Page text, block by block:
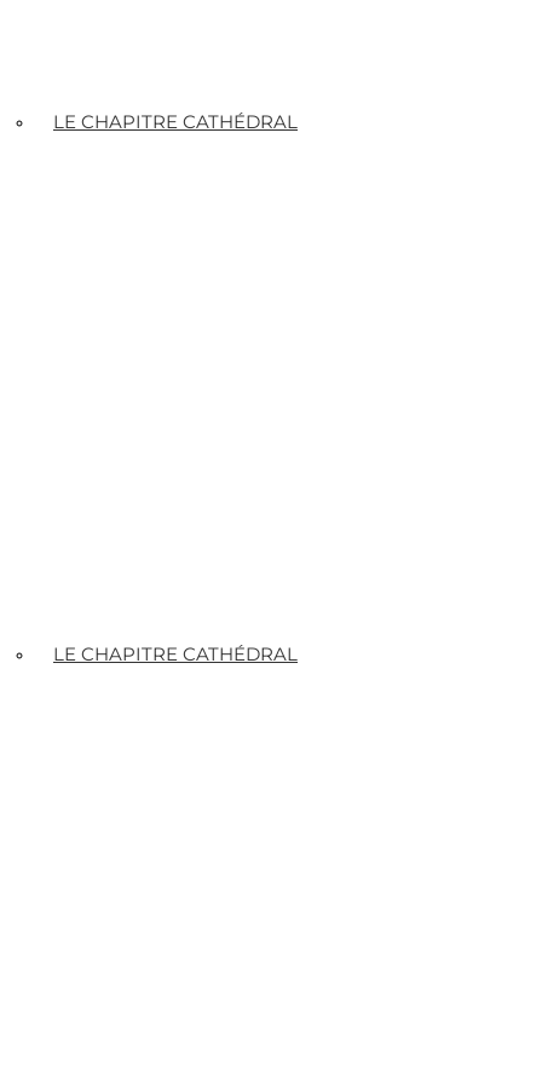
LE CHAPITRE CATHÉDRAL
LE CHAPITRE CATHÉDRAL